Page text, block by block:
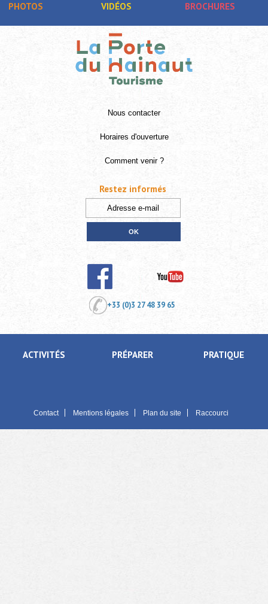
PHOTOS VIDÉOS BROCHURES
Nous contacter
Horaires d'ouverture
Comment venir ?
+33 (0)3 27 48 39 65
ACTIVITÉS PRÉPARER PRATIQUE
Contact Mentions légales Plan du site Raccourci
Restez informés